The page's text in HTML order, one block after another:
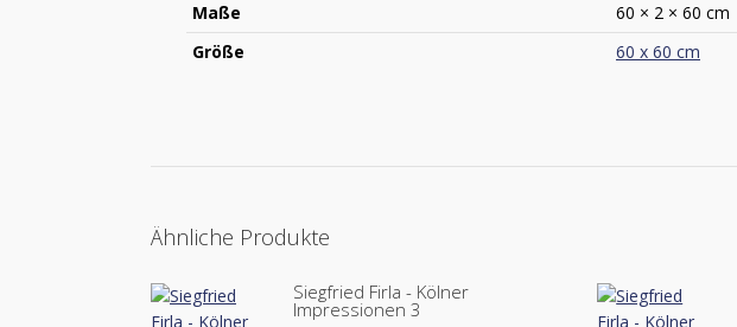
Maße
60 × 2 × 60 cm
Größe
60 x 60 cm
Ähnliche Produkte
Siegfried Firla - Kölner
Impressionen 3